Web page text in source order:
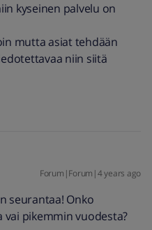
kyseinen palvelu on
mutta asiat tehdään
niin siitä
Forum|Forum|4 years ago
seurantaa! Onko
vai pikemmin vuodesta?